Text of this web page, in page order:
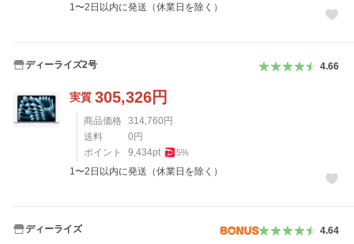
1〜2日以内に発送（休業日を除く）
ディーライズ2号 4.66
実質 305,326円
商品価格 314,760 円
送料
0 円
ポイント
9,434pt 5%
1〜2日以内に発送（休業日を除く）
ディーライズ 4.64